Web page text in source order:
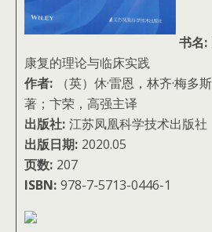
书名:
康复的理论与临床实践
作者:
（英）休·雷恩，林齐·梅多
著；卞荣，高强主译
出版社: 江苏凤凰科学技术出版社
出版日期: 2020.05
页数: 207
ISBN: 978-7-5713-0446-1